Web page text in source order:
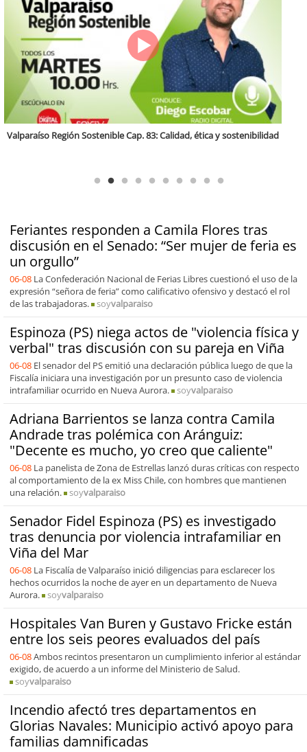
Feriantes responden a Camila Flores tras
discusión en el Senado: “Ser mujer de feria es
un orgullo”
06-08 La Confederación Nacional de Ferias Libres cuestionó el uso de la
expresión “señora de feria” como calificativo ofensivo y destacó el rol
de las trabajadoras.
soyvalparaiso
Espinoza (PS) niega actos de "violencia física y
verbal" tras discusión con su pareja en Viña
06-08 El senador del PS emitió una declaración pública luego de que la
Fiscalía iniciara una investigación por un presunto caso de violencia
intrafamiliar ocurrido en Nueva Aurora.
soyvalparaiso
Adriana Barrientos se lanza contra Camila
Andrade tras polémica con Aránguiz:
"Decente es mucho, yo creo que caliente"
06-08 La panelista de Zona de Estrellas lanzó duras críticas con respecto
al comportamiento de la ex Miss Chile, con hombres que mantienen
una relación.
soyvalparaiso
Senador Fidel Espinoza (PS) es investigado
tras denuncia por violencia intrafamiliar en
Viña del Mar
06-08 La Fiscalía de Valparaíso inició diligencias para esclarecer los
hechos ocurridos la noche de ayer en un departamento de Nueva
Aurora.
soyvalparaiso
Hospitales Van Buren y Gustavo Fricke están
entre los seis peores evaluados del país
06-08Ambos recintos presentaron un cumplimiento inferior al estándar
exigido, de acuerdo a un informe del Ministerio de Salud.
soyvalparaiso
Incendio afectó tres departamentos en
Glorias Navales: Municipio activó apoyo para
familias damnificadas